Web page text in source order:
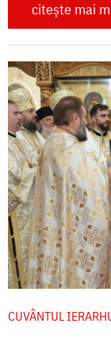
citește mai
CUVÂNTUL